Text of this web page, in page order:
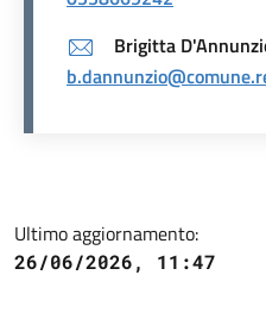
Brigitta
Ultimo aggiornamento:
26/06/2026, 11:47